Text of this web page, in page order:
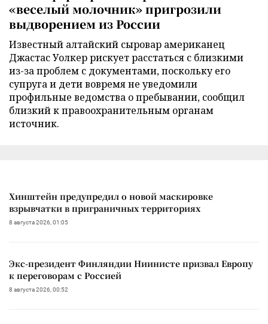
«веселый молочник» пригрозили
выдворением из России
Известный алтайский сыровар американец
Джастас Уолкер рискует расстаться с близкими
из-за проблем с документами, поскольку его
супруга и дети вовремя не уведомили
профильные ведомства о пребывании, сообщил
близкий к правоохранительным органам
источник.
Хинштейн предупредил о новой маскировке
взрывчатки в приграничных территориях
8 августа 2026, 01:05
Экс-президент Финляндии Ниинисте призвал Европу
к переговорам с Россией
8 августа 2026, 00:52